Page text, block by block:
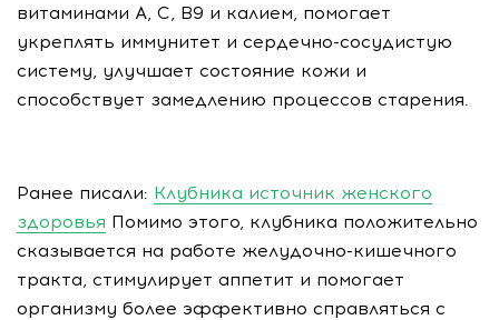
витаминами А, С, В9 и калием, помогает
укреплять иммунитет и сердечно-сосудистую
систему, улучшает состояние кожи и
способствует замедлению процессов старения.
Ранее писали: Клубника источник женского
здоровья Помимо этого, клубника положительно
сказывается на работе желудочно-кишечного
тракта, стимулирует аппетит и помогает
организму более эффективно справляться с